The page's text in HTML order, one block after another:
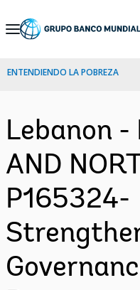
Skip
Navigation
ENTENDIENDO LA POBREZA
Lebanon -
AND
P165324-